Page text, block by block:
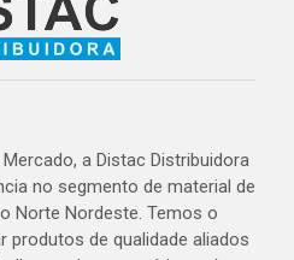
a Distac Distribuidora
no segmento de material de
Norte Nordeste. Temos o
produtos de qualidade aliados